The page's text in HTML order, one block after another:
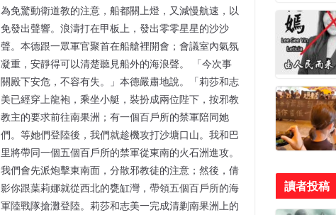
為免驚動衛道教的注意，船都關上燈，又減慢航速，以
免發出聲響。浪濤打在甲板上，發出零零星星的沙沙
聲。本德跟一眾軍官聚首在船艙裡開會；會議室內氣氛
凝重，安靜得可以清楚聽見船外的海浪聲。 「今次事
關殿下安危，不容有失。」本德嚴肅地說。「莉莎和志
美已經穿上龍袍，乘坐小艇，裝扮成兩位陛下，按邪教
教主的要求前往南果洲；有一個百戶所的禁軍陪同她
們。等她們登陸後，我們就趁機攻打沙塘口山。我和巴
里將帶同一個五個百戶所的禁軍從東南的火石洲進攻。
我們會先派炮擊東南面，分散邪教徒的注意；然後，倩
影你跟葉莉娜就從西北的甕缸灣，帶領五個百戶所的海
軍陸戰隊搶灘登陸。莉莎和志美一完成清剿南果洲上的
讀者投稿